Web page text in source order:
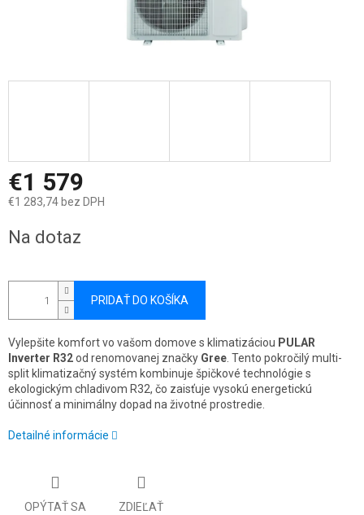
€1 579
€1 283,74 bez DPH
cena:
Na dotaz
PRIDAŤ DO KOŠÍKA
Vylepšite komfort vo vašom domove s klimatizáciou PULAR
Inverter R32od renomovanej značky Gree. Tento pokročilý multi-
split klimatizačný systém kombinuje špičkové technológie s
ekologickým chladivom R32, čo zaisťuje vysokú energetickú
účinnosť a minimálny dopad na životné prostredie.
Detailné informácie
OPÝTAŤ SA ZDIEĽAŤ